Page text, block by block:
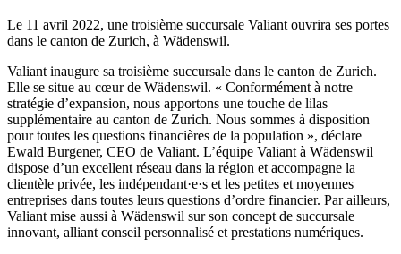
Le 11 avril 2022, une troisième succursale Valiant ouvrira ses portes
dans le canton de Zurich, à Wädenswil.
Valiant inaugure sa troisième succursale dans le canton de Zurich.
Elle se situe au cœur de Wädenswil. « Conformément à notre
stratégie d’expansion, nous apportons une touche de lilas
supplémentaire au canton de Zurich. Nous sommes à disposition
pour toutes les questions financières de la population », déclare
Ewald Burgener, CEO de Valiant. L’équipe Valiant à Wädenswil
dispose d’un excellent réseau dans la région et accompagne la
clientèle privée, les indépendant·e·s et les petites et moyennes
entreprises dans toutes leurs questions d’ordre financier. Par ailleurs,
Valiant mise aussi à Wädenswil sur son concept de succursale
innovant, alliant conseil personnalisé et prestations numériques.